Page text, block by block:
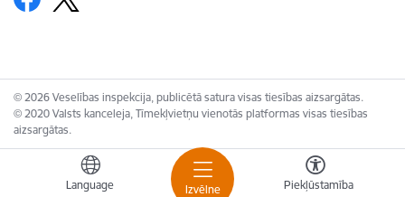
Izvēlne
Language Piekļūstamība
© 2026 Veselības inspekcija, publicētā satura visas tiesības aizsargātas.
© 2020 Valsts kanceleja, Tīmekļvietņu vienotās platformas visas tiesības
aizsargātas.